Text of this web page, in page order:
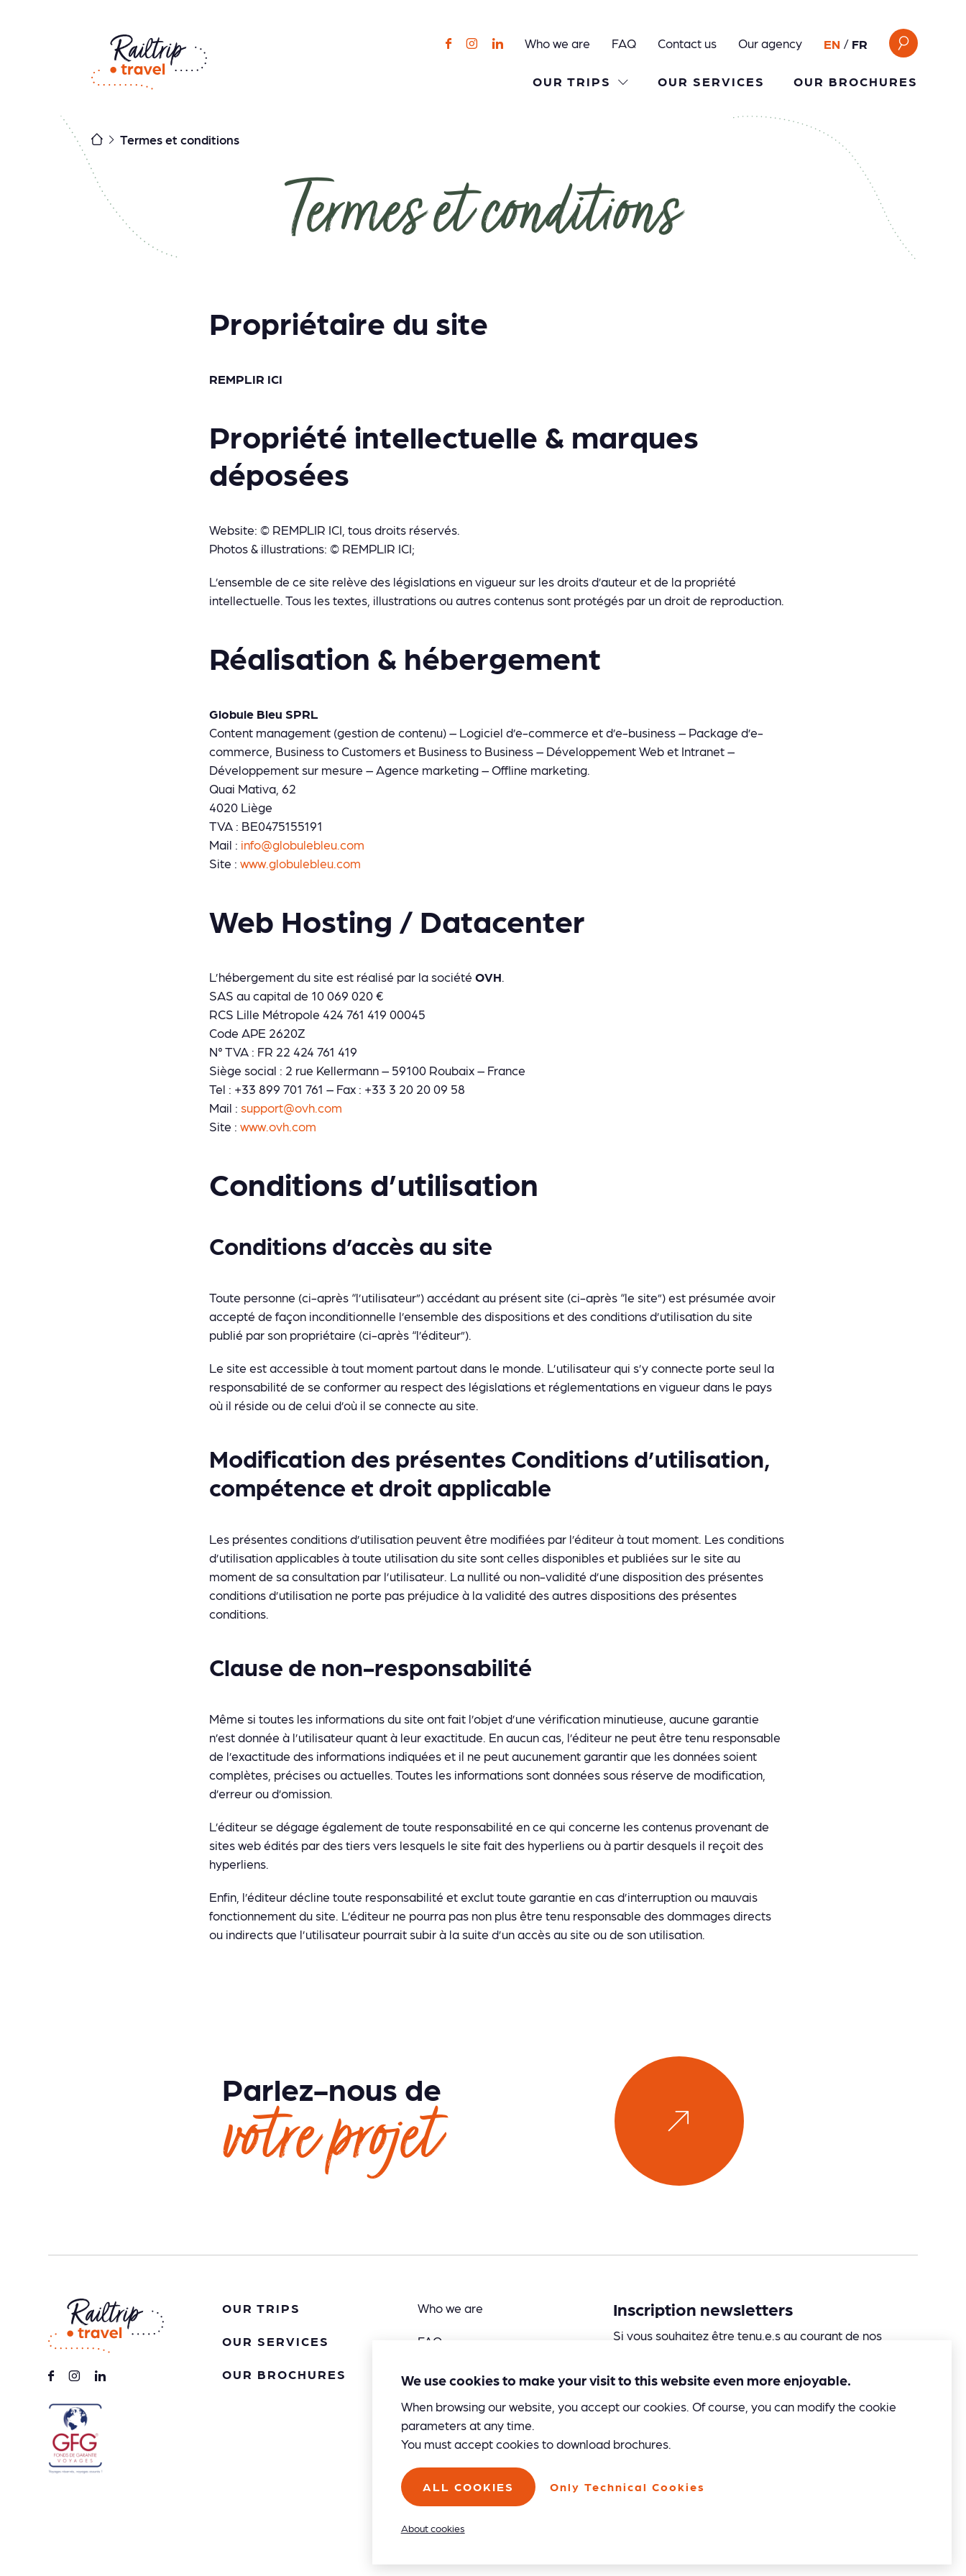
Who we are FAQ Contact us Our agency EN FR
Search
for:
OUR TRIPS
OUR SERVICES OUR BROCHURES
Termes et conditions
Termes et conditions
Propriétaire du site
REMPLIR ICI
Propriété intellectuelle & marques
déposées
Website: © REMPLIR ICI, tous droits réservés.
Photos & illustrations: © REMPLIR ICI;
L’ensemble de ce site relève des législations en vigueur sur les droits d’auteur et de la propriété
intellectuelle. Tous les textes, illustrations ou autres contenus sont protégés par un droit de reproduction.
Réalisation & hébergement
Globule Bleu SPRL
Content management (gestion de contenu) – Logiciel d’e-commerce et d’e-business – Package d’e-
commerce, Business to Customers et Business to Business – Développement Web et Intranet –
Développement sur mesure – Agence marketing – Offline marketing.
Quai Mativa, 62
4020 Liège
TVA : BE0475155191
Mail : info@globulebleu.com
Site : www.globulebleu.com
Web Hosting / Datacenter
L’hébergement du site est réalisé par la société OVH
SAS au capital de 10 069 020 €
RCS Lille Métropole 424 761 419 00045
Code APE 2620Z
N° TVA : FR 22 424 761 419
Siège social : 2 rue Kellermann – 59100 Roubaix – France
Tel : +33 899 701 761 – Fax : +33 3 20 20 09 58
Mail : support@ovh.com
Site : www.ovh.com
Conditions d’utilisation
Conditions d’accès au site
Toute personne (ci-après “l’utilisateur”) accédant au présent site (ci-après “le site”) est présumée avoir
accepté de façon inconditionnelle l’ensemble des dispositions et des conditions d’utilisation du site
publié par son propriétaire (ci-après “l’éditeur”).
Le site est accessible à tout moment partout dans le monde. L’utilisateur qui s’y connecte porte seul la
responsabilité de se conformer au respect des législations et réglementations en vigueur dans le pays
où il réside ou de celui d’où il se connecte au site.
Modification des présentes Conditions d’utilisation,
compétence et droit applicable
Les présentes conditions d’utilisation peuvent être modifiées par l’éditeur à tout moment. Les conditions
d’utilisation applicables à toute utilisation du site sont celles disponibles et publiées sur le site au
moment de sa consultation par l’utilisateur. La nullité ou non-validité d’une disposition des présentes
conditions d’utilisation ne porte pas préjudice à la validité des autres dispositions des présentes
conditions.
Clause de non-responsabilité
Même si toutes les informations du site ont fait l’objet d’une vérification minutieuse, aucune garantie
n’est donnée à l’utilisateur quant à leur exactitude. En aucun cas, l’éditeur ne peut être tenu responsable
de l’exactitude des informations indiquées et il ne peut aucunement garantir que les données soient
complètes, précises ou actuelles. Toutes les informations sont données sous réserve de modification,
d’erreur ou d’omission.
L’éditeur se dégage également de toute responsabilité en ce qui concerne les contenus provenant de
sites web édités par des tiers vers lesquels le site fait des hyperliens ou à partir desquels il reçoit des
hyperliens.
Enfin, l’éditeur décline toute responsabilité et exclut toute garantie en cas d’interruption ou mauvais
fonctionnement du site. L’éditeur ne pourra pas non plus être tenu responsable des dommages directs
ou indirects que l’utilisateur pourrait subir à la suite d’un accès au site ou de son utilisation.
Parlez-nous de
votre projet
OUR TRIPS
OUR SERVICES
OUR BROCHURES
Who we are
FAQ
Contact us
Our agency
Inscription newsletters
Si vous souhaitez être tenu.e.s au courant de nos
nous votre adresse mail :
We use cookies to make your visit to this website even more enjoyable.
When browsing our website, you accept our cookies. Of course, you can modify the cookie
parameters at any time.
You must accept cookies to download brochures.
ALL COOKIES Only Technical Cookies
About cookies